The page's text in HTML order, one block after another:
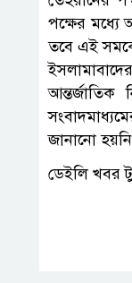
পক্ষের মধ্যে
তবে এই
জানানো
ডেইলি খবর